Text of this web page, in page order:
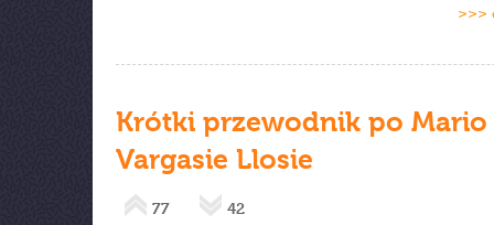
>>>
Krótki przewodnik po Mario
Vargasie Llosie
77 42